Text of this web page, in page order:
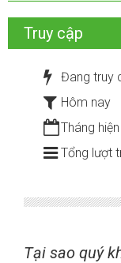
Truy cập
Đang truy
Hôm nay
Tháng
Tổng lượt
Tại sao quý